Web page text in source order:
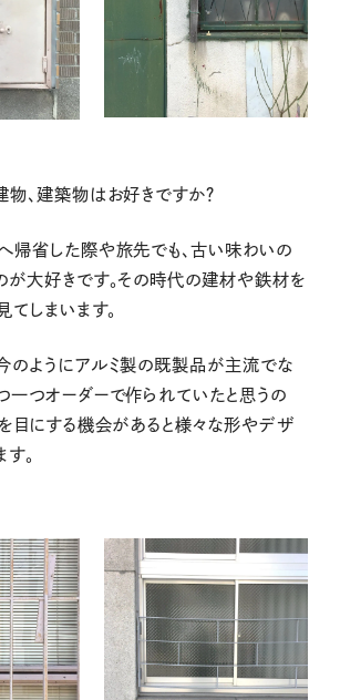
、建築物はお好きですか？
帰省した際や旅先でも、古い味わいの
が大好きです。その時代の建材や鉄材を
てしまいます。
のようにアルミ製の既製品が主流でな
一つオーダーで作られていたと思うの
目にする機会があると様々な形やデザ
す。